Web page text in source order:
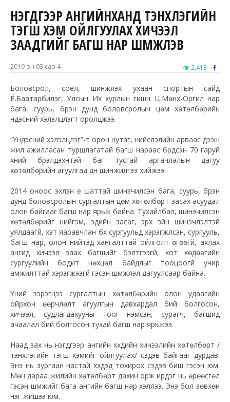
НЭГДҮГЭЭР АНГИЙНХАНД ТЭНХЛЭГИЙН
ТЭГШ ХЭМ ОЙЛГУУЛАХ ХИЧЭЭЛ
ЗААДГИЙГ БАГШ НАР ШҮҮМЖЛЭВ
2019 он 03 сар 4 2,413
Боловсрол, соёл, шинжлэх ухаан спортын сайд
Ё.Баатарбилэг, Улсын Их хурлын гишүүн Ц.Мөнх-Оргил нар
бага, суурь, бүрэн дунд боловсролын цөм хөтөлбөрийн
үндэсний хэлэлцүүлэгт оролцжээ.
“Үндэсний хэлэлцүүлэг”-т орон нутаг, нийслэлийн арваас дээш
жил ажилласан туршлагатай багш нараас бүрдсэн 70 гаруй
хүний бүрэлдэхүүнтэй баг тусгай аргачлалын дагуу
хөтөлбөрийн агуулгад дүн шинжилгээ хийжээ.
2014 оноос эхлэн үе шаттай шинэчилсэн бага, суурь, бүрэн
дунд боловсролын сургалтын цөм хөтөлбөрт засах асуудал
олон байгааг багш нар ярьж байна. Тухайлбал, шинэчилсэн
хөтөлбөрийг нийгэм, эдийн засаг, эрх зүйн шинэчлэлтэй
уялдаагүй, хэт яаравчлан бүх сургуульд хэрэгжүүлсэн, сургууль,
багш нар, олон нийтэд хангалттай ойлголт өгөөгүй, ахлах
ангид хичээл заах багшийг бэлтгээгүй, хот хөдөөгийн
сургуулийн бодит нөхцөл байдлыг тооцоогүй учир
амжилттай хэрэгжээгүй гэсэн шүүмжлэл дагуулсаар байна.
Үүний зэрэгцээ сургалтын хөтөлбөрийн олон удаагийн
ойрхон өөрчлөлт агуулгын давхардал бий болгосон,
хичээл, судлагдахууны тоог нэмсэн, сурагч, багшид
ачаалал бий болгосон тухай багш нар ярьжээ.
Наад зах нь нэгдүгээр ангийн хүүхдийн хичээлийн хөтөлбөрт /
тэнхлэгийн тэгш хэмийг ойлгуулах/ сэдэв байгааг дурдав.
Энэ нь зургаан настай хүүхдэд тохирох сэдэв биш гэсэн юм.
Мөн дараа жилийн хөтөлбөрт дахин орж ирдэг нь өрөөсгөл
гэсэн шүүмжийг бага ангийн багш нар хэллээ. Энэ бол зөвхөн
нэг жишээ юм.